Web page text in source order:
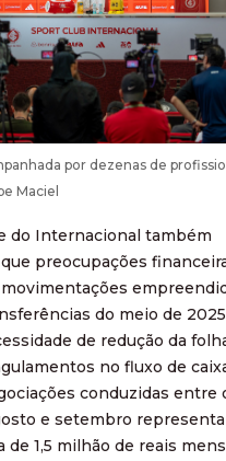
por dezenas de
Maciel
do Internacional também
preocupações
do meio de
de redução da
no fluxo de
conduzidas entre
e setembro
de 1,5 milhão de reais